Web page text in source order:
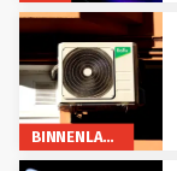
BINNENLAND